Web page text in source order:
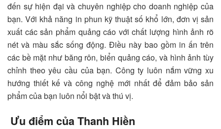
đến sự hiện đại và chuyên nghiệp cho doanh nghiệp của
bạn. Với khả năng in phun kỹ thuật số khổ lớn, đơn vị sản
xuất các sản phẩm quảng cáo với chất lượng hình ảnh rõ
nét và màu sắc sống động. Điều này bao gồm in ấn trên
các bề mặt như băng rôn, biển quảng cáo, và hình ảnh tùy
chỉnh theo yêu cầu của bạn. Công ty luôn nắm vững xu
hướng thiết kế và công nghệ mới nhất để đảm bảo sản
phẩm của bạn luôn nổi bật và thú vị.
Ưu điểm của Thanh Hiền